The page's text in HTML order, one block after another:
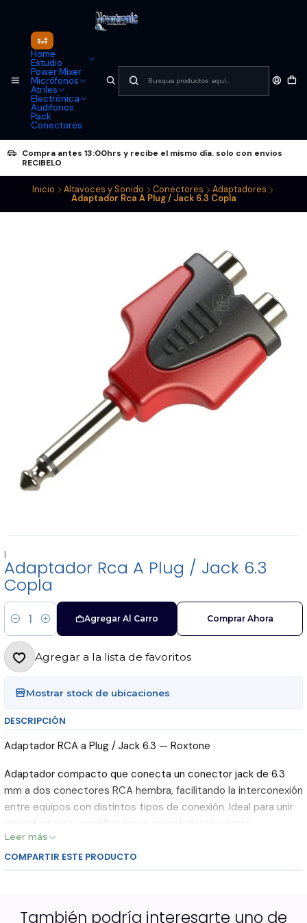
Home
Estudio
Power Mixer
Micrófonos
Atriles
Electrónica
Audifonos
Pack
Conectores
Compra antes 13:00hrs y recibe el mismo día. solo con envios
RECIBELO
Inicio Altavoces y Sonido Conectores Adaptadores
Adaptador Rca A Plug / Jack 6.3 Copla
|
Adaptador Rca A Plug / Jack 6.3
Copla
Cantidad
Agregar Al Carro Comprar Ahora
Agregar a la lista de favoritos
Mostrar stock de ubicaciones
DESCRIPCIÓN
Adaptador RCA a Plug / Jack 6.3 — Roxtone
Adaptador compacto que conecta un conector jack de 6.3
mm a dos conectores RCA hembra, facilitando la interconexión
entre equipos con distintos tipos de conexión. Ideal para unir
reproductores, amplificadores, mezcladores y otros
dispositivos de audio sin necesidad de cables adicionales.
Puntos clave:
Uso práctico para equipos de audio profesional y
Leer más
COMPARTIR ESTE PRODUCTO
También podría interesarte uno de